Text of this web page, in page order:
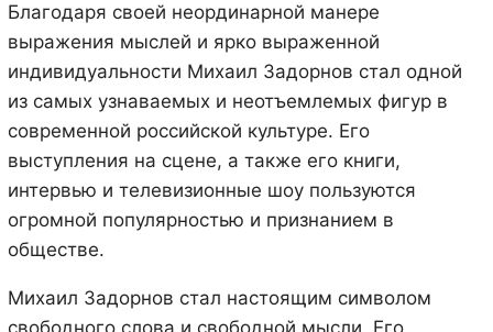
Благодаря своей неординарной манере
выражения мыслей и ярко выраженной
индивидуальности Михаил Задорнов стал одной
из самых узнаваемых и неотъемлемых фигур в
современной российской культуре. Его
выступления на сцене, а также его книги,
интервью и телевизионные шоу пользуются
огромной популярностью и признанием в
обществе.
Михаил Задорнов стал настоящим символом